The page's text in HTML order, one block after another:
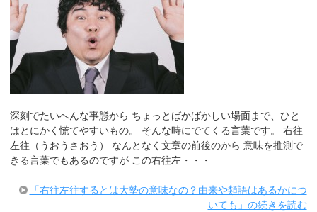
深刻でたいへんな事態から ちょっとばかばかしい場面まで、ひと
はとにかく慌てやすいもの。 そんな時にでてくる言葉です。 右往
左往（うおうさおう） なんとなく文章の前後のから 意味を推測で
きる言葉でもあるのですが この右往左・・・
「右往左往するとは大勢の意味なの？由来や類語はあるかにつ
いても」の続きを読む